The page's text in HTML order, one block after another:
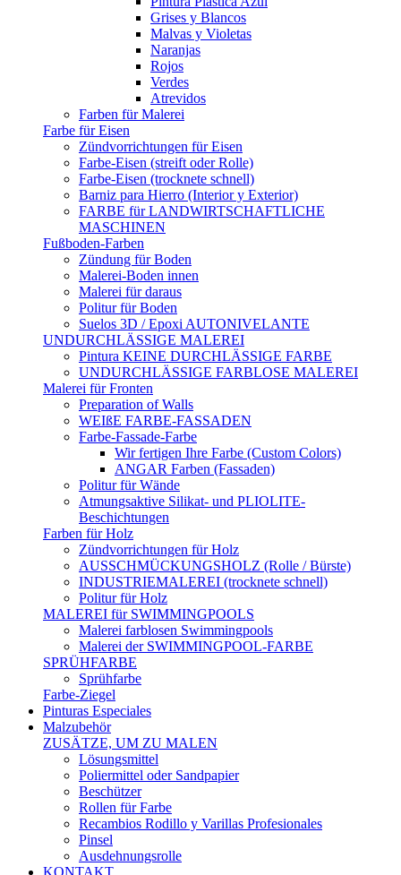
Grises y Blancos
Malvas y Violetas
Naranjas
Rojos
Verdes
Atrevidos
Farben für Malerei
Farbe für Eisen
Zündvorrichtungen für Eisen
Farbe-Eisen (streift oder Rolle)
Farbe-Eisen (trocknete schnell)
Barniz para Hierro (Interior y Exterior)
FARBE für LANDWIRTSCHAFTLICHE
MASCHINEN
Fußboden-Farben
Zündung für Boden
Malerei-Boden innen
Malerei für daraus
Politur für Boden
Suelos 3D / Epoxi AUTONIVELANTE
UNDURCHLÄSSIGE MALEREI
Pintura KEINE DURCHLÄSSIGE FARBE
UNDURCHLÄSSIGE FARBLOSE MALEREI
Malerei für Fronten
Preparation of Walls
WEIßE FARBE-FASSADEN
Farbe-Fassade-Farbe
Wir fertigen Ihre Farbe (Custom Colors)
ANGAR Farben (Fassaden)
Politur für Wände
Atmungsaktive Silikat- und PLIOLITE-
Beschichtungen
Farben für Holz
Zündvorrichtungen für Holz
AUSSCHMÜCKUNGSHOLZ (Rolle / Bürste)
INDUSTRIEMALEREI (trocknete schnell)
Politur für Holz
MALEREI für SWIMMINGPOOLS
Malerei farblosen Swimmingpools
Malerei der SWIMMINGPOOL-FARBE
SPRÜHFARBE
Sprühfarbe
Farbe-Ziegel
Pinturas Especiales
Malzubehör
ZUSÄTZE, UM ZU MALEN
Lösungsmittel
Poliermittel oder Sandpapier
Beschützer
Rollen für Farbe
Recambios Rodillo y Varillas Profesionales
Pinsel
Ausdehnungsrolle
KONTAKT